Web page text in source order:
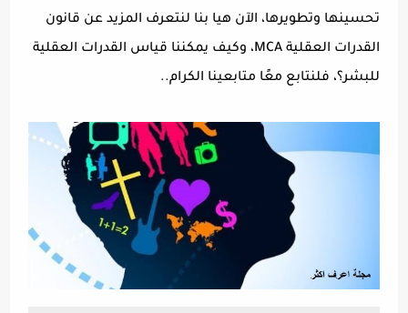
تحسينها وتطويرها، الآن هيا بنا لنتعرف المزيد عن قانون
القدرات العقلية MCA، وكيف يمكننا قياس القدرات العقلية
للبشر؟، فلنتابع معًا متابعينا الكرام..